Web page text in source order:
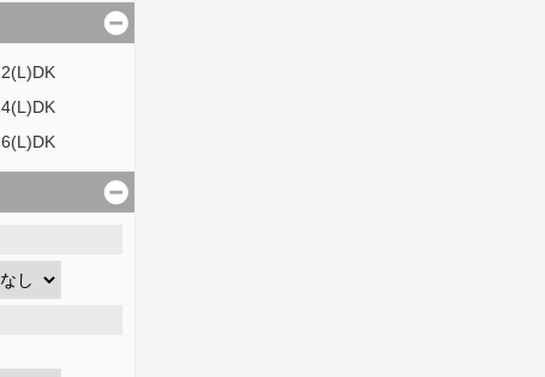
2(L)DK
4(L)DK
6(L)DK